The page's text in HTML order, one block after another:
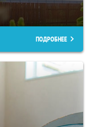
ПОДРОБНЕЕ